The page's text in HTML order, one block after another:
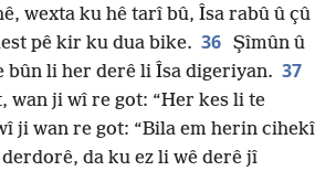
wexta ku hê tarî bû, Îsa rabû û çû
pê kir ku dua bike. 36 Şîmûn û
bûn li her derê li Îsa digeriyan. 37
wan ji wî re got: “Her kes li te
ji wan re got: “Bila em herin cihekî
da ku ez li wê derê jî